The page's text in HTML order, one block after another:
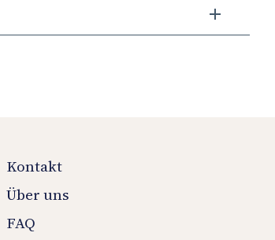
Kontakt
Über uns
FAQ